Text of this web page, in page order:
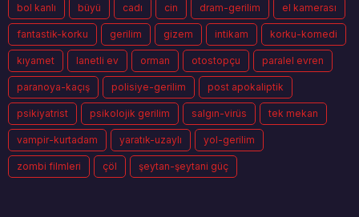
bol kanlı büyü cadı cin dram-gerilim el kamerası
fantastik-korku gerilim gizem intikam korku-komedi
kıyamet lanetli ev orman otostopçu paralel evren
paranoya-kaçış polisiye-gerilim post apokaliptik
psikiyatrist psikolojik gerilim salgın-virüs tek mekan
vampir-kurtadam yaratık-uzaylı yol-gerilim
zombi filmleri çöl şeytan-şeytani güç